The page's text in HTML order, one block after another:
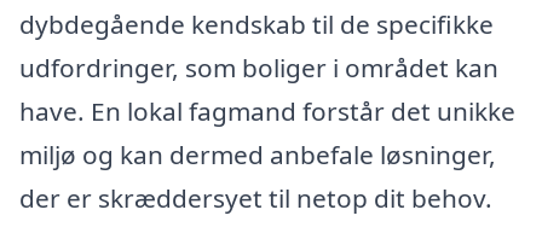
dybdegående kendskab til de specifikke
udfordringer, som boliger i området kan
have. En lokal fagmand forstår det unikke
miljø og kan dermed anbefale løsninger,
der er skræddersyet til netop dit behov.